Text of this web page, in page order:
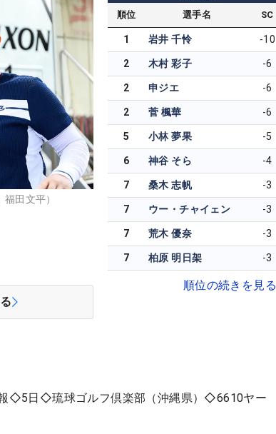
田文平）
順位 選手名 SC
1 岩井 千怜 -10
2 木村 彩子 -6
2 申ジエ -6
2 菅 楓華 -6
5 小林 夢果 -5
6 神谷 そら -4
7 桑木 志帆 -3
7 ウー・チャイェン -3
7 荒木 優奈 -3
7 柏原 明日架 -3
順位の続きを見る
◇5日◇琉球ゴルフ倶楽部（沖縄県）◇6610ヤー